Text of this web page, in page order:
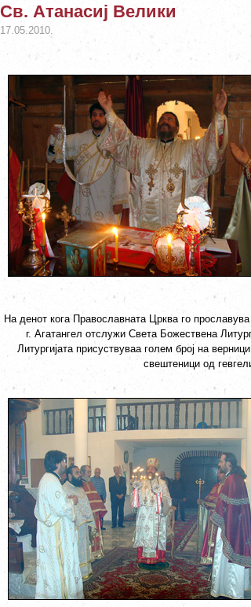
Св. Атанасиј Велики
17.05.2010.
На денот кога Православната Црква го
г. Агатангел отслужи Света Божествена
Литургијата присуствуваа голем број на
свештеници од